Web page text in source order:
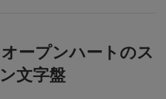
オープンハートのス
文字盤